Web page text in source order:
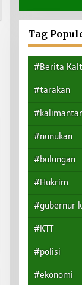
Tag
#Berita
#tarakan
#nunukan
#bulungan
#Hukrim
#gubernur
#KTT
#polisi
#ekonomi